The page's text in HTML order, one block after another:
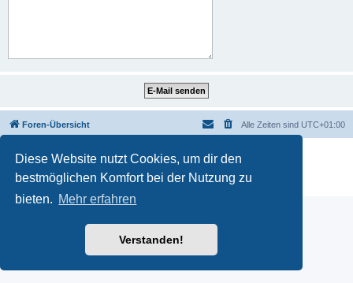
Diese Website nutzt Cookies, um dir den
bestmöglichen Komfort bei der Nutzung zu
bieten. Mehr erfahren
Verstanden!
Foren-Übersicht Alle Zeiten sind UTC+01:00
Powered by phpBB
® Forum Software © phpBB Limited
Deutsche Übersetzung durch
Datenschutz|Nutzungsbedingungen